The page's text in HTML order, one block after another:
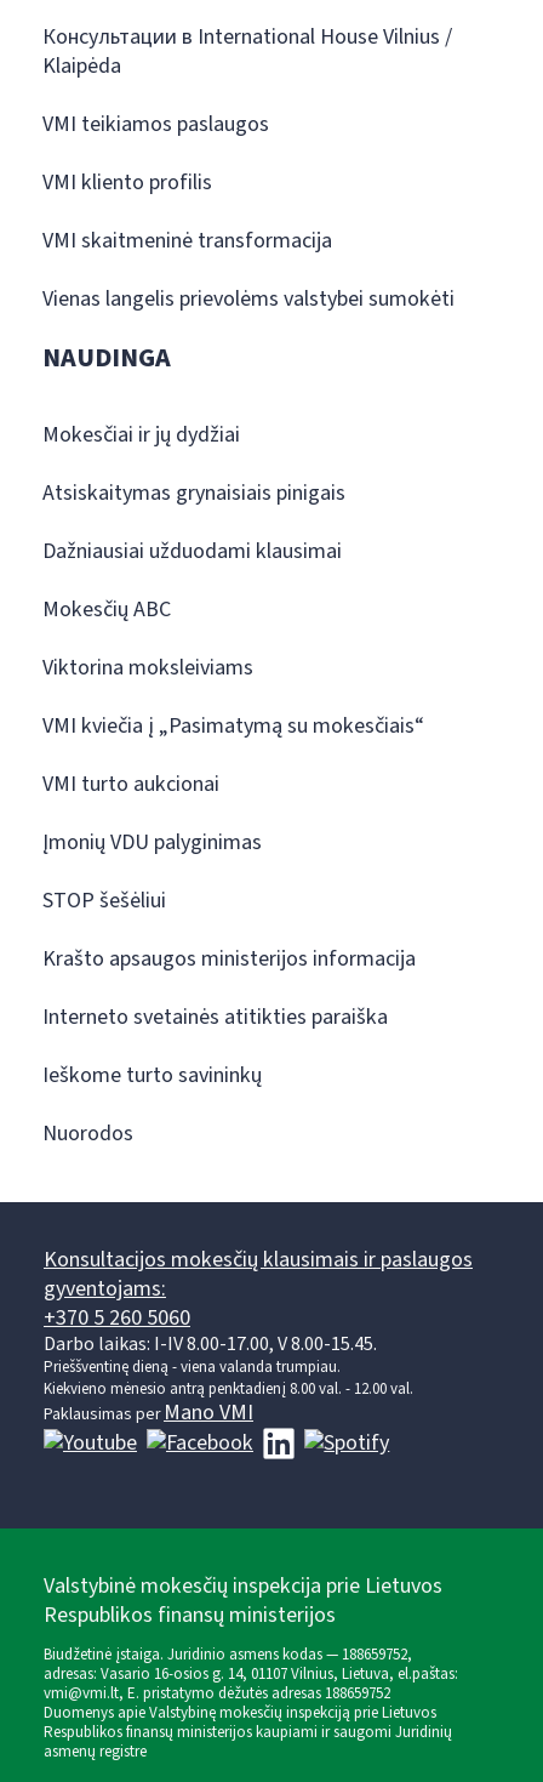
Консультации в International House Vilnius /
Klaipėda
VMI teikiamos paslaugos
VMI kliento profilis
VMI skaitmeninė transformacija
Vienas langelis prievolėms valstybei sumokėti
NAUDINGA
Mokesčiai ir jų dydžiai
Atsiskaitymas grynaisiais pinigais
Dažniausiai užduodami klausimai
Mokesčių ABC
Viktorina moksleiviams
VMI kviečia į „Pasimatymą su mokesčiais“
VMI turto aukcionai
Įmonių VDU palyginimas
STOP šešėliui
Krašto apsaugos ministerijos informacija
Interneto svetainės atitikties paraiška
Ieškome turto savininkų
Nuorodos
Konsultacijos mokesčių klausimais ir paslaugos
gyventojams:
+370 5 260 5060
Darbo laikas: I-IV 8.00-17.00, V 8.00-15.45.
Prieššventinę dieną - viena valanda trumpiau.
Kiekvieno mėnesio antrą penktadienį 8.00 val. - 12.00 val.
Paklausimas per Mano VMI
Valstybinė mokesčių inspekcija prie Lietuvos
Respublikos finansų ministerijos
Biudžetinė įstaiga. Juridinio asmens kodas — 188659752,
adresas: Vasario 16-osios g. 14, 01107 Vilnius, Lietuva, el.paštas:
vmi@vmi.lt, E. pristatymo dėžutės adresas 188659752
Duomenys apie Valstybinę mokesčių inspekciją prie Lietuvos
Respublikos finansų ministerijos kaupiami ir saugomi Juridinių
asmenų registre